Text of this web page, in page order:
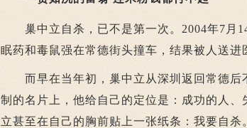
巢中立自杀，已不是第一次。2004年7月
眠药和毒鼠强在常德街头撞车，结果被人送进
而早在当年初，巢中立从深圳返回常德后
制的名片上，他给自己的定位是：成功的人
立甚至在自己的胸前贴上一张纸条：我要自杀